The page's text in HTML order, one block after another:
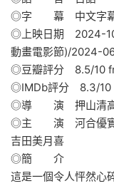
◎字 幕 中文字
◎上映日期 2024-
動畫電影節)/2024-
◎豆瓣評分 8.5/10
◎IMDb評分 8.3/10
◎導 演 押山清
◎主 演 河合優
吉田美月喜
◎簡 介
這是一個令人怦然心